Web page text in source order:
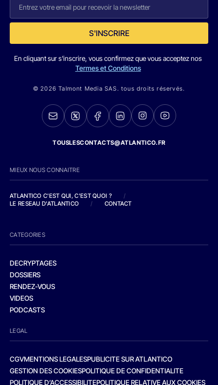
S'INSCRIRE
En cliquant sur s'inscrire, vous confirmez que vous acceptez nos
Termes et Conditions
© 2026 Talmont Media SAS. tous droits réservés.
TOUSLESCONTACTS@ATLANTICO.FR
MIEUX NOUS CONNAITRE
ATLANTICO C'EST QUI, C'EST QUOI ?
/
LE RESEAU D'ATLANTICO
/ CONTACT
CATEGORIES
DECRYPTAGES
DOSSIERS
RENDEZ-VOUS
VIDEOS
PODCASTS
LEGAL
CGVMENTIONS LEGALESPUBLICITE SUR ATLANTICO
GESTION DES COOKIESPOLITIQUE DE CONFIDENTIALITE
POLITIQUE D’ACCESSIBILITEPOLITIQUE RELATIVE AUX COOKIES